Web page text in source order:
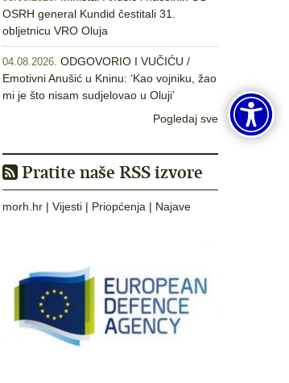
OSRH general Kundid čestitali 31.
obljetnicu VRO Oluja
04.08.2026. ODGOVORIO I VUČIĆU /
Emotivni Anušić u Kninu: ‘Kao vojniku, žao
mi je što nisam sudjelovao u Oluji’
Pogledaj sve
Pratite naše RSS izvore
morh.hr | Vijesti | Priopćenja | Najave